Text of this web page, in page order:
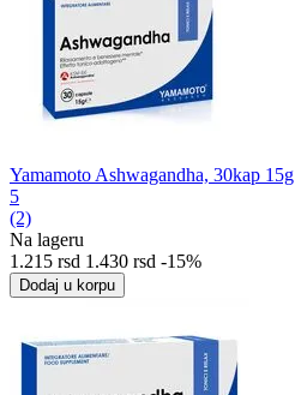
Yamamoto Ashwagandha, 30kap 15g
5
(2)
Na lageru
1.215 rsd 1.430 rsd -15%
Dodaj u korpu